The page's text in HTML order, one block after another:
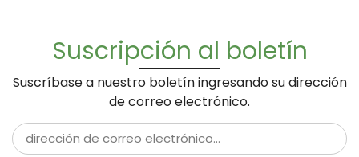
Suscripción al boletín
Suscríbase a nuestro boletín ingresando su dirección
de correo electrónico.